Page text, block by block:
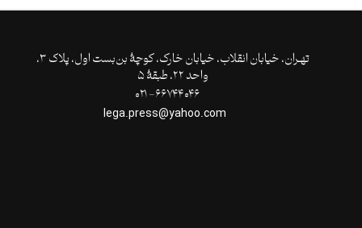
تهـران،‌ خیابان انقلاب، خیابان خارک، کوچۀ بن‌بست اول، پلاک ۳،
واحد ۲۲، طبقۀ ۵